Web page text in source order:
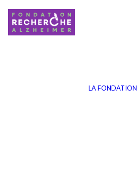
LA FONDATION